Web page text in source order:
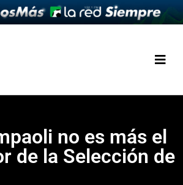
no es más el
de la Selección de